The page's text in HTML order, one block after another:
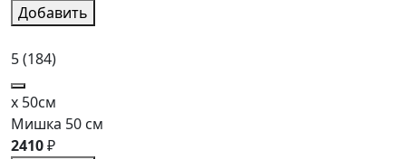
Добавить
5(184)
x 50см
Мишка 50 см
2410₽